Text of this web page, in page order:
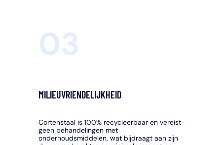
03
MILIEUVRIENDELIJKHEID
Cortenstaal is 100% recycleerbaar en vereist
geen behandelingen met
onderhoudsmiddelen, wat bijdraagt aan zijn